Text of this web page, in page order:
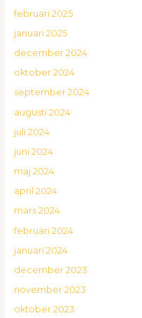
februari 2025
januari 2025
december 2024
oktober 2024
september 2024
augusti 2024
juli 2024
juni 2024
maj 2024
april 2024
mars 2024
februari 2024
januari 2024
december 2023
november 2023
oktober 2023